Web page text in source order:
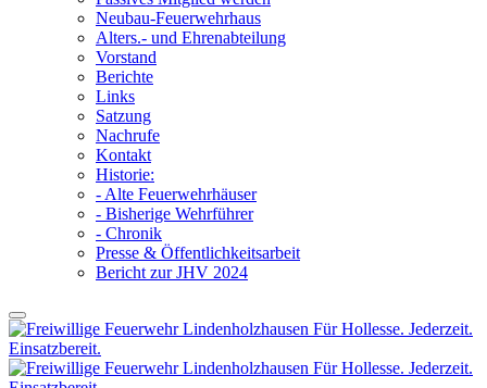
Neubau-Feuerwehrhaus
Alters.- und Ehrenabteilung
Vorstand
Berichte
Links
Satzung
Nachrufe
Kontakt
Historie:
- Alte Feuerwehrhäuser
- Bisherige Wehrführer
- Chronik
Presse & Öffentlichkeitsarbeit
Bericht zur JHV 2024